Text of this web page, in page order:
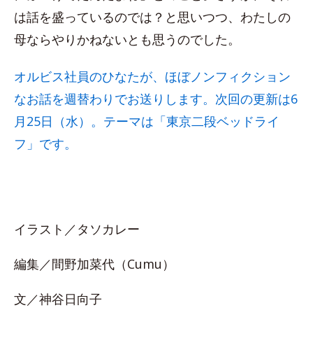
は話を盛っているのでは？と思いつつ、わたしの
母ならやりかねないとも思うのでした。
オルビス社員のひなたが、ほぼノンフィクション
なお話を週替わりでお送りします。次回の更新は6
月25日（水）。テーマは「東京二段ベッドライ
フ」です。
イラスト／タソカレー
編集／間野加菜代（Cumu）
文／神谷日向子